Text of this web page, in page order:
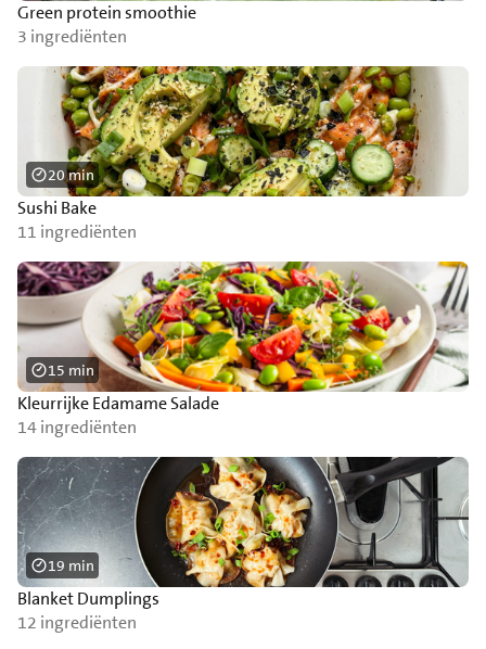
Green protein smoothie
3 ingrediënten
Sushi Bake
11 ingrediënten
20 min
Kleurrijke Edamame Salade
14 ingrediënten
15 min
Blanket Dumplings
12 ingrediënten
19 min